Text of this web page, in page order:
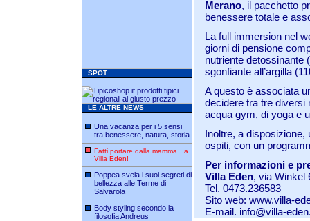
SPOT
LE ALTRE NEWS
Una vacanza per i 5 sensi
tra benessere, natura, storia
Fatti portare dalla mamma…a
Villa Eden!
Poppea svela i suoi segreti di
bellezza alle Terme di
Salvarola
Body styling secondo la
filosofia Andreus
Merano, il pacchetto
benessere totale e
La full immersion nel
giorni di pensione
nutriente detossinante
sgonfiante all’argilla
A questo è associata
decidere tra tre diversi
acqua gym, di yoga e
Inoltre, a disposizione,
ospiti, con un
Per informazioni e
Villa Eden, via Winkel
Tel. 0473.236583
Sito web: www.villa-
E-mail. info@villa-